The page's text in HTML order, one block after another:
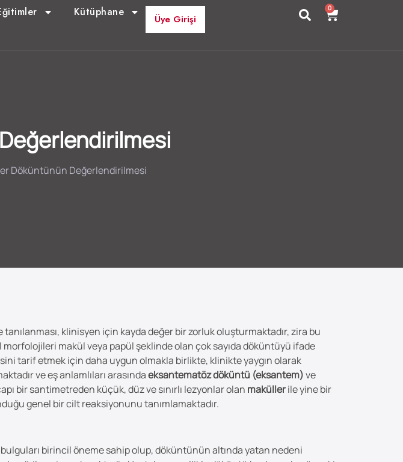
Kütüphane
Üye Girişi
0
Döküntünün Değerlendirilmesi
klinisyen için kayda değer bir zorluk oluşturmaktadır, zira bu
makül veya papül şeklinde olan çok sayıda döküntüyü ifade
tarif etmek için daha uygun olmakla birlikte, klinikte yaygın olarak
ve eş anlamlıları arasındaeksantematöz döküntü (eksantem)ve
bir santimetreden küçük, düz ve sınırlı lezyonlar olan maküllerile yine bir
genel bir cilt reaksiyonunu tanımlamaktadır.
birincil öneme sahip olup, döküntünün altında yatan nedeni